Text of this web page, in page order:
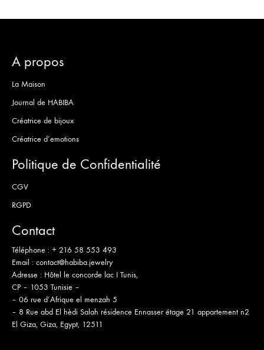
A propos
La Maison
Journal de HABIBA
Créatrice de bijoux
Créatrice d’emotions
Politique de Confidentialité
CGV
RGPD
Contact
Téléphone : + 216 58 553 493
Email : contact@habiba.jewelry
Adresse : Hôtel le concorde lac I Tunis,
CP – 1053 Tunisie –
– 06 rue d’Afrique el menzah 5
– 8 Rue abd El hèdi Salah résidence Ennasser étage 21 appartement n2
El Giza, Giza, Egypt, 12511